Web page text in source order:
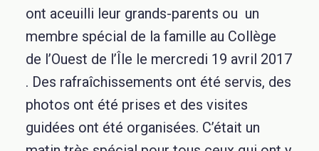
ont aceuilli leur grands-parents ou un
membre spécial de la famille au Collège
de l’Ouest de l’Île le mercredi 19 avril 2017
. Des rafraîchissements ont été servis, des
photos ont été prises et des visites
guidées ont été organisées. C’était un